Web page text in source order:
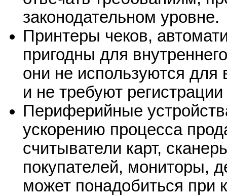
законодательном уровне.
Принтеры чеков,
пригодны для
они не используются
и не требуют
Периферийные
ускорению процесса
считыватели карт,
покупателей, мониторы,
может понадобиться при